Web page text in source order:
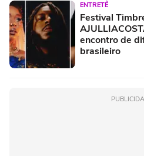
ENTRETÊ
Festival
encontro de
brasileiro